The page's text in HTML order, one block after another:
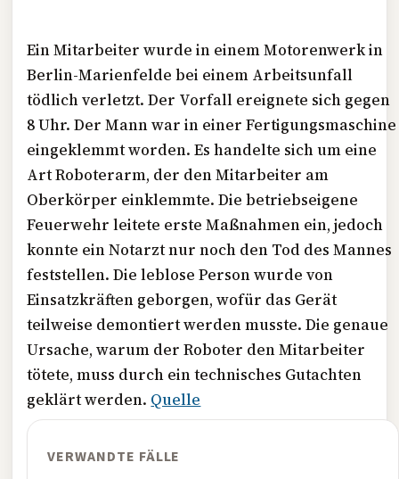
Ein Mitarbeiter wurde in einem Motorenwerk in
Berlin-Marienfelde bei einem Arbeitsunfall
tödlich verletzt. Der Vorfall ereignete sich gegen
8 Uhr. Der Mann war in einer Fertigungsmaschine
eingeklemmt worden. Es handelte sich um eine
Art Roboterarm, der den Mitarbeiter am
Oberkörper einklemmte. Die betriebseigene
Feuerwehr leitete erste Maßnahmen ein, jedoch
konnte ein Notarzt nur noch den Tod des Mannes
feststellen. Die leblose Person wurde von
Einsatzkräften geborgen, wofür das Gerät
teilweise demontiert werden musste. Die genaue
Ursache, warum der Roboter den Mitarbeiter
tötete, muss durch ein technisches Gutachten
geklärt werden. Quelle
VERWANDTE FÄLLE